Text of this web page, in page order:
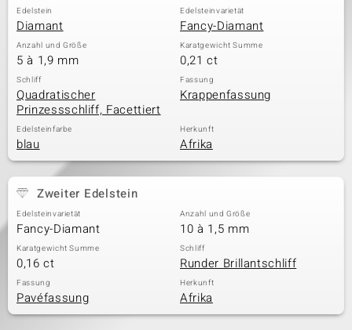
Edelstein
Diamant
Edelsteinvarietät
Fancy-Diamant
Anzahl und Größe
5 à 1,9 mm
Karatgewicht Summe
0,21 ct
Schliff
Quadratischer
Prinzessschliff, Facettiert
Fassung
Krappenfassung
Edelsteinfarbe
blau
Herkunft
Afrika
Zweiter Edelstein
Edelsteinvarietät
Fancy-Diamant
Anzahl und Größe
10 à 1,5 mm
Karatgewicht Summe
0,16 ct
Schliff
Runder Brillantschliff
Fassung
Pavéfassung
Herkunft
Afrika